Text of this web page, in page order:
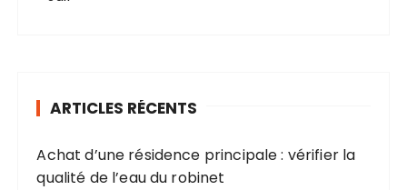
ARTICLES RÉCENTS
Achat d’une résidence principale : vérifier la
qualité de l’eau du robinet